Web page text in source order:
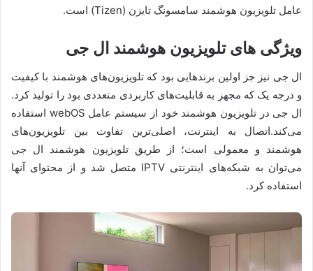
عامل تلویزیون هوشمند سامسونگ تایزن (Tizen) است.
ویژگی های تلویزیون هوشمند ال جی
ال جی نیز جز اولین برندهایی بود که تلویزیون‌های هوشمند با کیفیت
و درجه یک که مجهز به قابلیت‌های کاربردی متعددی بود را تولید کرد.
ال جی در تلویزیون هوشمند خود از سیستم عامل webOS استفاده
می‌کند.اتصال به اینترنت، اصلی‌ترین تفاوت بین تلویزیون‌های
هوشمند و معمولی است؛ از طریق تلویزیون هوشمند ال جی
می‌توان به شبکه‌های اینترنتی ‌IPTV متصل شد و از محتوای آنها
استفاده کرد.